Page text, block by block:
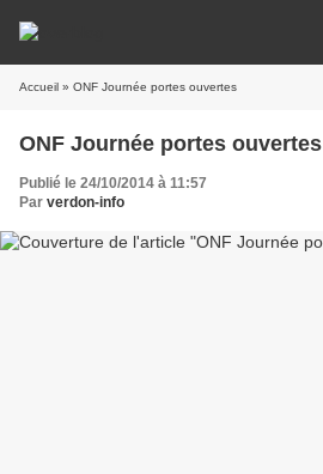
Accueil » ONF Journée portes ouvertes
ONF Journée portes ouvertes
Publié le 24/10/2014 à 11:57
Par verdon-info